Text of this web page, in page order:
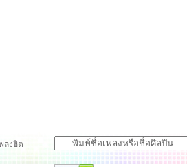
ลงฮิต